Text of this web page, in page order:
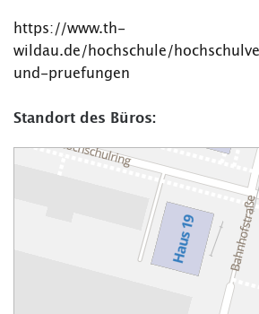
https://www.th-
wildau.de/hochschule/
und-pruefungen
Standort des Büros: